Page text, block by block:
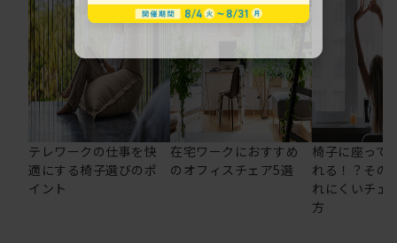
テレワークの仕事を快
適にする椅子選びのポ
イント
在宅ワークにおすすめ
のオフィスチェア5選
椅子に座って
れる！？その
れにくいチェ
方